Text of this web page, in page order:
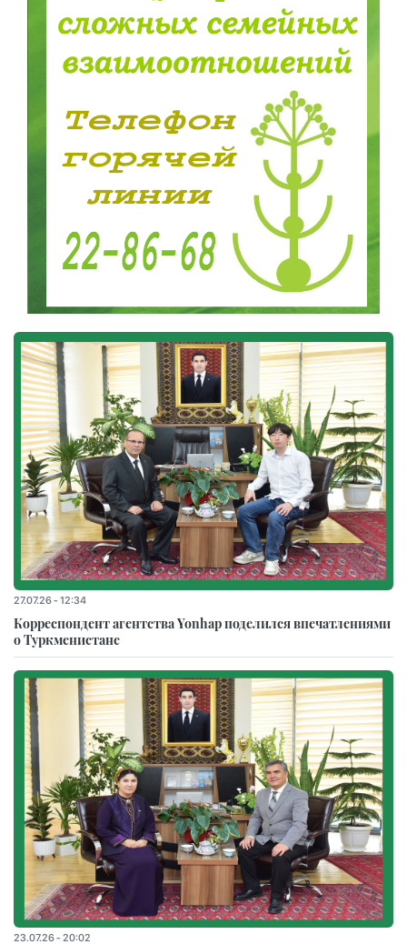
27.07.26 - 12:34
Корреспондент агентства Yonhap поделился впечатлениями
о Туркменистане
23.07.26 - 20:02